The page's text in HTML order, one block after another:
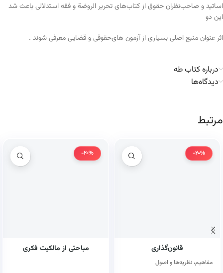
اساتید و صاحب‌نظران حقوق از کتاب‌های تحریر الروضة و فقه استدلالی باعث شد
این دو
اثر عنوان منبع اصلی بسیاری از آزمون های‌حقوقی و قضایی معرفی شوند .
درباره کتاب طه
دیدگاه‌ها
مرتبط
-20%
قانون‌گذاری
مفاهیم، نظریه‌ها و اصول
-20%
مباحثی از مالکیت فکری